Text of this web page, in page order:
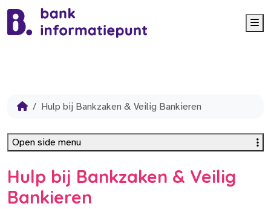
Hulp bij Bankzaken & Veilig Bankieren
Hulp bij Bankzaken & Veilig
Bankieren
Open side menu